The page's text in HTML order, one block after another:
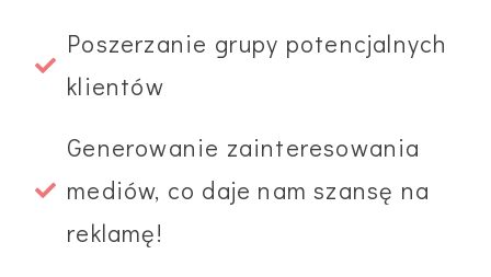
Poszerzanie grupy potencjalnych
klientów
Generowanie zainteresowania
mediów, co daje nam szansę na
reklamę!